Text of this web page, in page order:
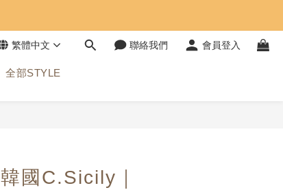
繁體中文 聯絡我們 會員登入
全部STYLE
國C.Sicily｜